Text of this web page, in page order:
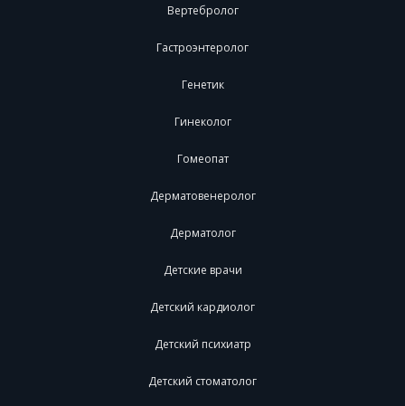
Вертебролог
Гастроэнтеролог
Генетик
Гинеколог
Гомеопат
Дерматовенеролог
Дерматолог
Детские врачи
Детский кардиолог
Детский психиатр
Детский стоматолог